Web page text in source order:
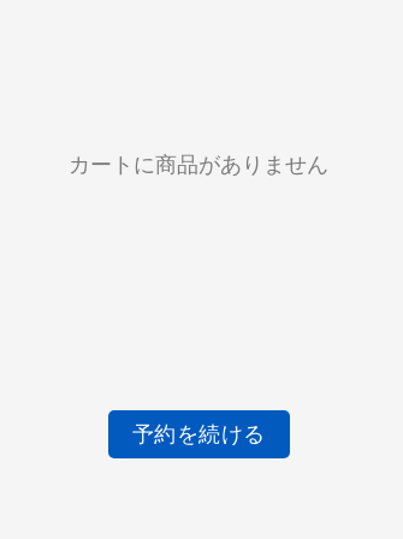
カートに商品がありません
予約を続ける